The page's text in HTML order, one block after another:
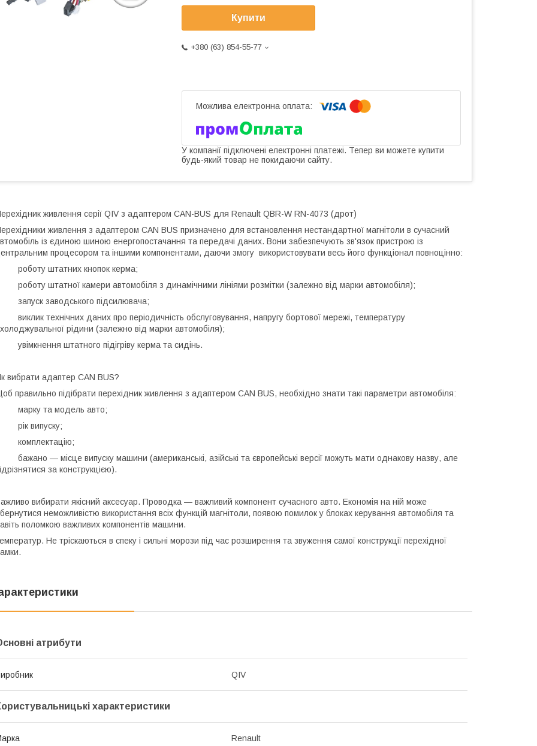
Купити
+380 (63) 854-55-77
У компанії підключені електронні платежі. Тепер ви можете купити
будь-який товар не покидаючи сайту.
живлення серії QIV з адаптером CAN-BUS для Renault QBR-W RN-4073 (дрот)
живлення з адаптером CAN BUS призначено для встановлення нестандартної магнітоли в сучасний
із єдиною шиною енергопостачання та передачі даних. Вони забезпечують зв'язок пристрою із
процесором та іншими компонентами, даючи змогу використовувати весь його функціонал повноцінно:
роботу штатних кнопок керма;
роботу штатної камери автомобіля з динамічними лініями розмітки (залежно від марки автомобіля);
запуск заводського підсилювача;
виклик технічних даних про періодичність обслуговування, напругу бортової мережі, температуру
рідини (залежно від марки автомобіля);
увімкнення штатного підігріву керма та сидінь.
вибрати адаптер CAN BUS?
правильно підібрати перехідник живлення з адаптером CAN BUS, необхідно знати такі параметри автомобіля:
марку та модель авто;
рік випуску;
комплектацію;
бажано — місце випуску машини (американські, азійські та європейські версії можуть мати однакову назву, але
за конструкцією).
вибирати якісний аксесуар. Проводка — важливий компонент сучасного авто. Економія на ній може
неможливістю використання всіх функцій магнітоли, появою помилок у блоках керування автомобіля та
поломкою важливих компонентів машини.
Не тріскаються в спеку і сильні морози під час розширення та звуження самої конструкції перехідної
атрибути
QIV
характеристики
Renault